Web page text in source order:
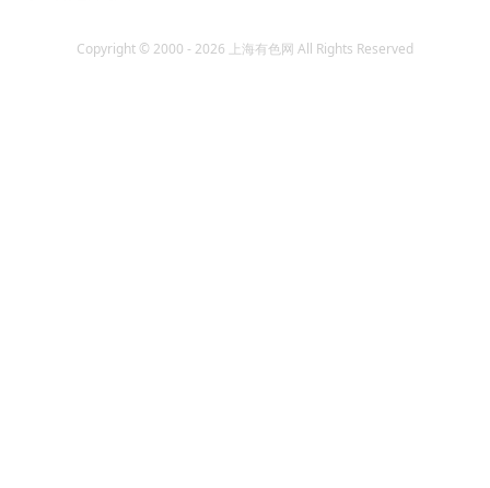
Copyright © 2000 - 2026 上海有色网 All Rights Reserved